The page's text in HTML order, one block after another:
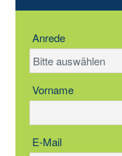
Anrede
Vorname
E-Mail